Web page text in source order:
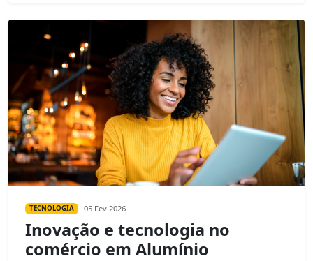
TECNOLOGIA 05 Fev 2026
Inovação e tecnologia no
comércio em Alumínio